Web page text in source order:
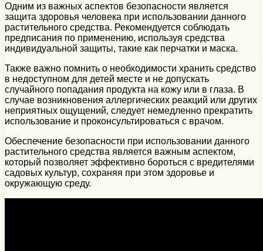
Одним из важных аспектов безопасности является
защита здоровья человека при использовании данного
растительного средства. Рекомендуется соблюдать
предписания по применению, используя средства
индивидуальной защиты, такие как перчатки и маска.
Также важно помнить о необходимости хранить средство
в недоступном для детей месте и не допускать
случайного попадания продукта на кожу или в глаза. В
случае возникновения аллергических реакций или других
неприятных ощущений, следует немедленно прекратить
использование и проконсультироваться с врачом.
Обеспечение безопасности при использовании данного
растительного средства является важным аспектом,
который позволяет эффективно бороться с вредителями
садовых культур, сохраняя при этом здоровье и
окружающую среду.